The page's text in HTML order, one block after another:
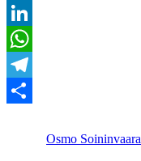
Email
LinkedIn
WhatsApp
Telegram
Osmo Soininvaara